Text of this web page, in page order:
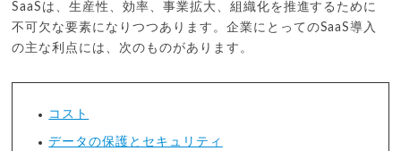
SaaSは、生産性、効率、事業拡大、組織化を推進するために
不可欠な要素になりつつあります。企業にとってのSaaS導入
の主な利点には、次のものがあります。
コスト
データの保護とセキュリティ